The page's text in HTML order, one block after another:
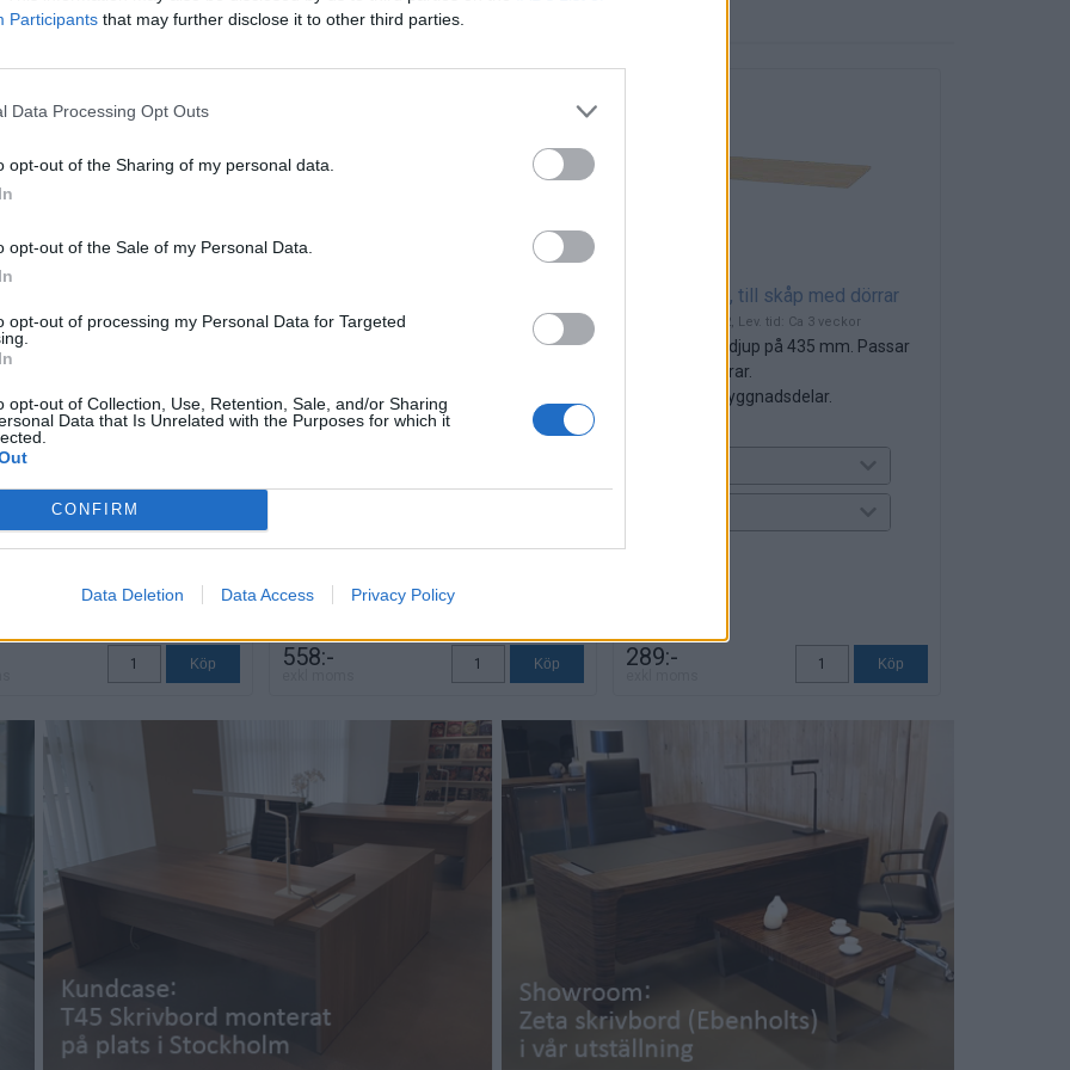
Participants that may further disclose it to other third parties.
Data Processing Opt Outs
opt-out of the Sharing of my personal data.
opt-out of the Sale of my Personal Data.
opt-out of processing my Personal Data for Targeted
opt-out of Collection, Use, Retention, Sale, and/or Sharing
Data that Is Unrelated with the Purposes for which it
CONFIRM
Data Deletion Data Access Privacy Policy
, Lev. tid: Ca 3 veckor
handtag i silver och krom.
Art nr: 1061470011, Lev. tid: Ca 3 veckor
558:-
Hyllplan 792, till skåp med dörrar
Art nr: 107922042, Lev. tid: Ca 3 veckor
Till skåp med djup på 435 mm. Passar
skåp med dörrar.
Passar ej påbyggnadsdelar.
289:-